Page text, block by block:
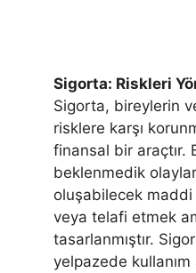
Sigorta: Riskleri
Sigorta, bireylerin
risklere karşı
finansal bir araçtır.
beklenmedik
oluşabilecek maddi
veya telafi etmek
tasarlanmıştır.
yelpazede